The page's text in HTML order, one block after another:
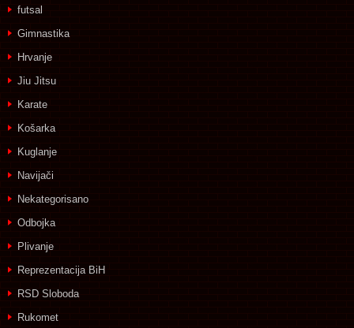
futsal
Gimnastika
Hrvanje
Jiu Jitsu
Karate
Košarka
Kuglanje
Navijači
Nekategorisano
Odbojka
Plivanje
Reprezentacija BiH
RSD Sloboda
Rukomet